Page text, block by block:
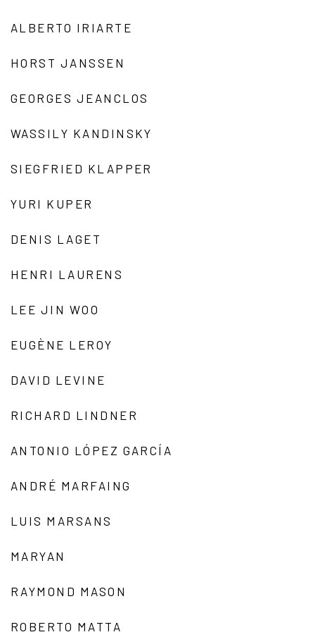
ALBERTO IRIARTE
HORST JANSSEN
GEORGES JEANCLOS
WASSILY KANDINSKY
SIEGFRIED KLAPPER
YURI KUPER
DENIS LAGET
HENRI LAURENS
LEE JIN WOO
EUGÈNE LEROY
DAVID LEVINE
RICHARD LINDNER
ANTONIO LÓPEZ GARCÍA
ANDRÉ MARFAING
LUIS MARSANS
MARYAN
RAYMOND MASON
ROBERTO MATTA